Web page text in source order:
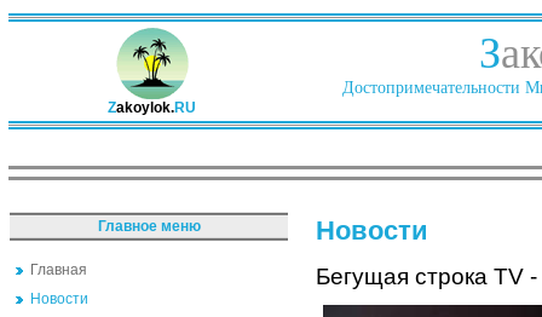
Zakoylok.RU
З
Достопримечательности
Главное меню
Главная
Новости
Новости
Бегущая строка TV